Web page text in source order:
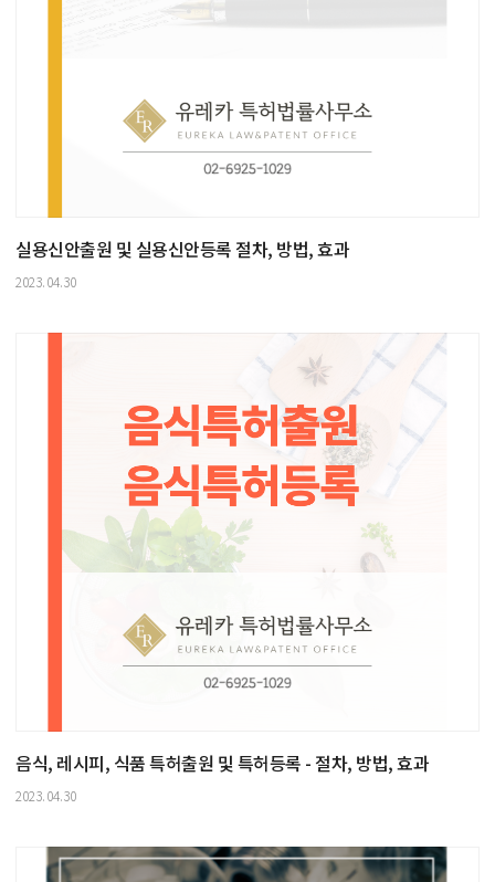
실용신안출원 및 실용신안등록 절차, 방법, 효과
2023.04.30
음식, 레시피, 식품 특허출원 및 특허등록 - 절차, 방법, 효과
2023.04.30